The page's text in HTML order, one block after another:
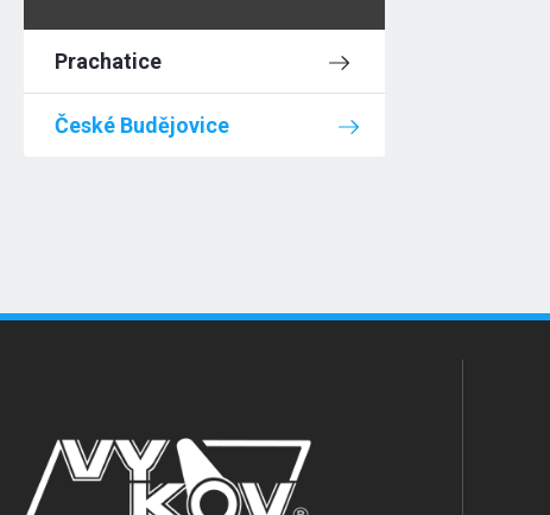
Prachatice
České Budějovice